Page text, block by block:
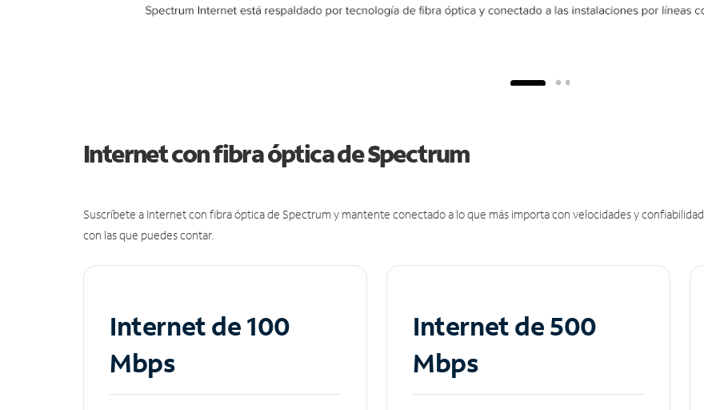
Internet con fibra óptica de Spectrum
Suscríbete a Internet con fibra óptica de Spectrum y mantente conectado a lo que más importa con velocidades y confiabilidad
con las que puedes contar.
Internet de 100
Mbps
Internet de 500
Mbps